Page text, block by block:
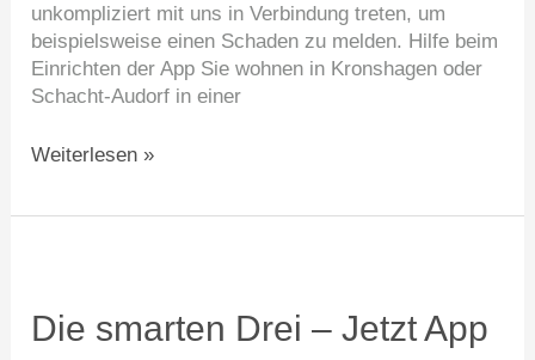
unkompliziert mit uns in Verbindung treten, um
beispielsweise einen Schaden zu melden. Hilfe beim
Einrichten der App Sie wohnen in Kronshagen oder
Schacht-Audorf in einer
Weiterlesen »
Die smarten Drei – Jetzt App
Drei
–